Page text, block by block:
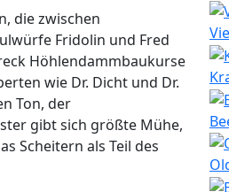
die zwischen
Fridolin und Fred
Höhlendammbaukurse
wie Dr. Dicht und Dr.
Ton, der
gibt sich größte Mühe,
Scheitern als Teil des